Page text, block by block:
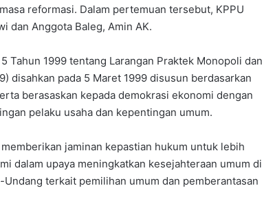
reformasi. Dalam pertemuan tersebut, KPPU
dan Anggota Baleg, Amin AK.
Tahun 1999 tentang Larangan Praktek Monopoli dan
disahkan pada 5 Maret 1999 disusun berdasarkan
berasaskan kepada demokrasi ekonomi dengan
pelaku usaha dan kepentingan umum.
jaminan kepastian hukum untuk lebih
dalam upaya meningkatkan kesejahteraan umum di
terkait pemilihan umum dan pemberantasan